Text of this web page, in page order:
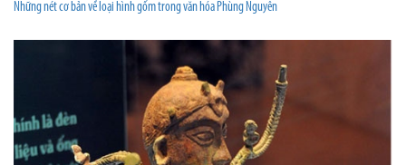
Những nét cơ bản về loại hình gốm trong văn hóa Phùng Nguyên